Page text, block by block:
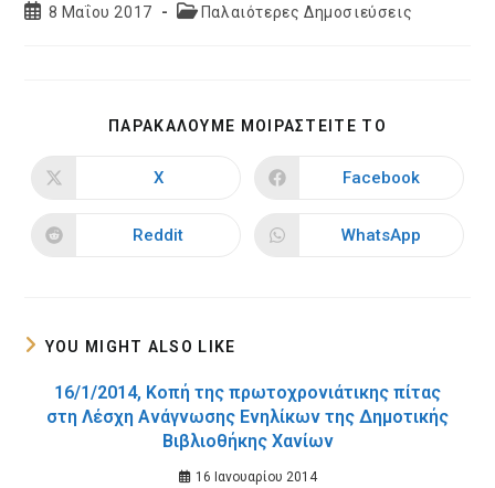
Post8 Μαΐου 2017
PostΠαλαιότερες Δημοσιεύσεις
ΠΑΡΑΚΑΛΟΥΜΕ ΜΟΙΡΑΣΤΕΙΤΕ ΤΟ
CONTENT
Opens
new
window
X
Opens
new
window
Facebook
Opens
Reddit
Opens
WhatsApp
YOU MIGHT ALSO LIKE
16/1/2014, Κοπή της πρωτοχρονιάτικης πίτας
στη Λέσχη Ανάγνωσης Ενηλίκων της Δημοτικής
Βιβλιοθήκης Χανίων
16 Ιανουαρίου 2014